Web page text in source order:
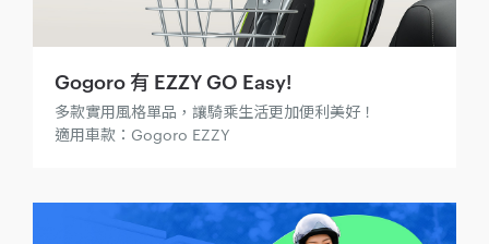
Gogoro 有 EZZY GO Easy!
多款實用風格單品，讓騎乘生活更加便利美好！
適用車款：Gogoro EZZY